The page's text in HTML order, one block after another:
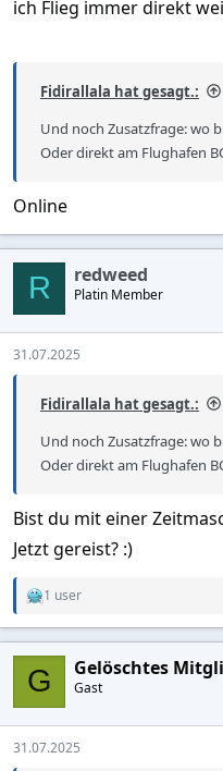
ich Flieg immer direkt
Fidirallala hat gesagt.:
Und noch Zusatzfrage: wo
Oder direkt am Flughafen
Online
R redweed
Platin Member
31.07.2025
Fidirallala hat gesagt.:
Und noch Zusatzfrage: wo
Oder direkt am Flughafen
Bist du mit einer
Jetzt gereist? :)
R
c
o
n
s
:
1 user
G Gelöschtes
Gast
31.07.2025